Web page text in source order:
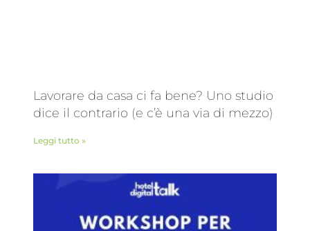
Lavorare da casa ci fa bene? Uno studio
dice il contrario (e c’è una via di mezzo)
Leggi tutto »